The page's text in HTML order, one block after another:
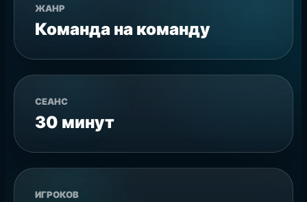
ЖАНР
Команда на команду
СЕАНС
30 минут
ИГРОКОВ